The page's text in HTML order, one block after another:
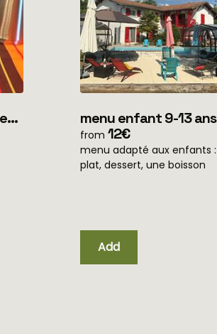
menu enfant 9-13 ans
from 12€
menu adapté aux enfants :
plat, dessert, une boisson
Add